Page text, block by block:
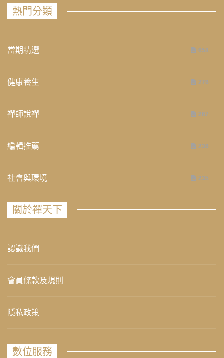
熱門分類
當期精選 658
健康養生 276
禪師說禪 267
編輯推薦 236
社會與環境 235
關於禪天下
認識我們
會員條款及規則
隱私政策
數位服務